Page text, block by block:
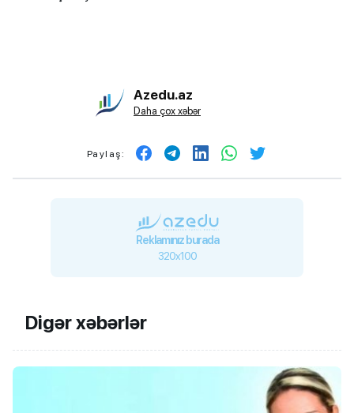
Azedu.az
Daha çox xəbər
Paylaş:
Reklamınız burada
320x100
Digər xəbərlər